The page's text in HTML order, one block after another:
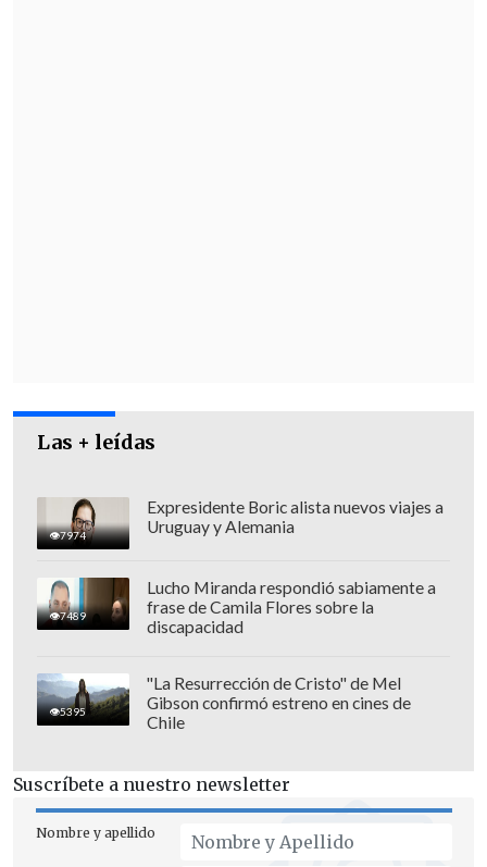
Las + leídas
7974
Expresidente Boric alista nuevos viajes a
Uruguay y Alemania
7489
Lucho Miranda respondió sabiamente a
frase de Camila Flores sobre la
discapacidad
5395
"La Resurrección de Cristo" de Mel
Gibson confirmó estreno en cines de
Chile
Suscríbete a nuestro newsletter
Nombre y apellido